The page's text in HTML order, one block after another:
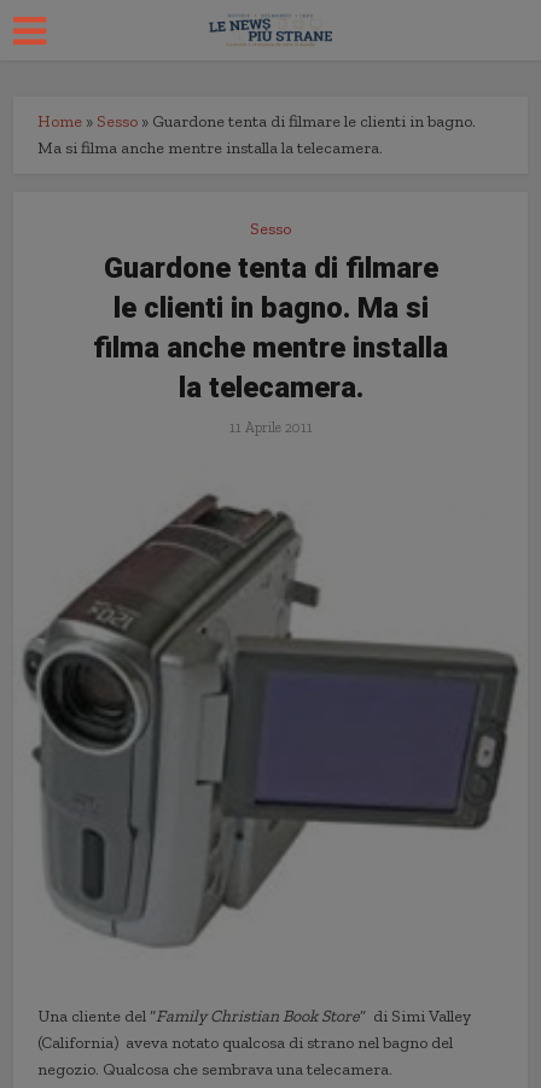
Home » Sesso » Guardone tenta di filmare le clienti in bagno.
Ma si filma anche mentre installa la telecamera.
Sesso
Guardone tenta di filmare
le clienti in bagno. Ma si
filma anche mentre installa
la telecamera.
11 Aprile 2011
Una cliente del “Family Christian Book Store” di Simi Valley
(California) aveva notato qualcosa di strano nel bagno del
negozio. Qualcosa che sembrava una telecamera.